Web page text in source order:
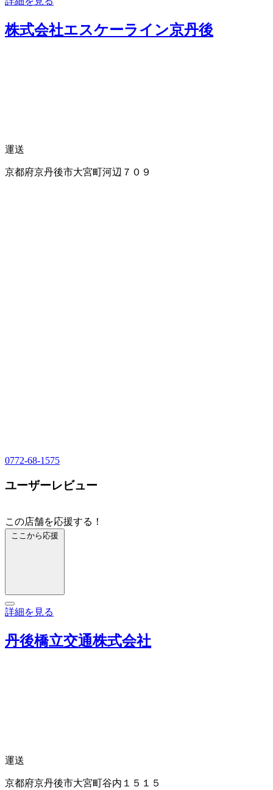
株式会社エスケーライン京丹後
運送
京都府京丹後市大宮町河辺７０９
0772-68-1575
ユーザーレビュー
この店舗を応援する！
ここから応援
詳細を見る
丹後橋立交通株式会社
運送
京都府京丹後市大宮町谷内１５１５